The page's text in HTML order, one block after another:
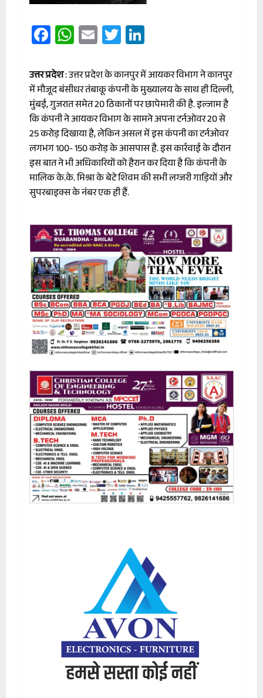
Facebook
WhatsApp
EmailTwitter
उत्तर प्रदेश: उत्तर प्रदेश के कानपुर में आयकर विभाग ने कानपुर
में मौजूद बंसीधर तंबाकू कंपनी के मुख्यालय के साथ ही दिल्ली,
मुंबई, गुजरात समेत 20 ठिकानों पर छापेमारी की है. इल्जाम है
कि कंपनी ने आयकर विभाग के सामने अपना टर्नओवर 20 से
25 करोड़ दिखाया है, लेकिन असल में इस कंपनी का टर्नओवर
लगभग 100- 150 करोड़ के आसपास है. इस कार्रवाई के दौरान
इस बात ने भी अधिकारियों को हैरान कर दिया है कि कंपनी के
मालिक के.के. मिश्रा के बेटे शिवम की सभी लग्जरी गाड़ियों और
सुपरबाइक्स के नंबर एक ही हैं.